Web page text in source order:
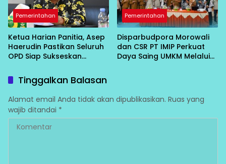
Pemerintahan
Ketua Harian Panitia, Asep
Haerudin Pastikan Seluruh
OPD Siap Sukseskan
Morowali
Pemerintahan
Disparbudpora Morowali
dan CSR PT IMIP Perkuat
Daya Saing UMKM Melalui
Tinggalkan Balasan
Alamat email Anda tidak akan dipublikasikan. Ruas yang
wajib ditandai *